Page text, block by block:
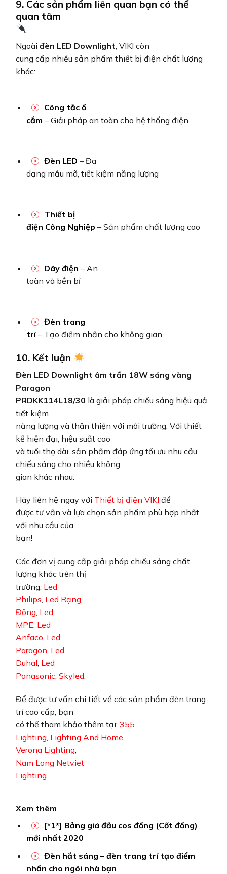
9. Các sản phẩm liên quan bạn có thể
quan tâm
Ngoài đèn LED Downlight , VIKI còn
cung cấp nhiều sản phẩm thiết bị điện chất lượng
khác:
Công tắc ổ
cắm – Giải pháp an toàn cho hệ thống điện
Đèn LED – Đa
dạng mẫu mã, tiết kiệm năng lượng
Thiết bị
điện Công Nghiệp – Sản phẩm chất lượng cao
Dây điện – An
toàn và bền bỉ
Đèn trang
trí– Tạo điểm nhấn cho không gian
10. Kết luận
Đèn LED Downlight âm trần 18W sáng vàng
Paragon
PRDKK114L18/30 là giải pháp chiếu sáng hiệu quả,
tiết kiệm
năng lượng và thân thiện với môi trường. Với thiết
kế hiện đại, hiệu suất cao
và tuổi thọ dài, sản phẩm đáp ứng tối ưu nhu cầu
chiếu sáng cho nhiều không
gian khác nhau.
Hãy liên hệ ngay với Thiết bị điện VIKI để
được tư vấn và lựa chọn sản phẩm phù hợp nhất
với nhu cầu của
bạn!
Các đơn vị cung cấp giải pháp chiếu sáng chất
lượng khác trên thị
trường: Led
Philips, Led Rạng
Đông, Led
MPE, Led
Anfaco, Led
Paragon, Led
Duhal, Led
Panasonic, Skyled.
Để được tư vấn chi tiết về các sản phẩm đèn trang
trí cao cấp, bạn
có thể tham khảo thêm tại: 355
Lighting Lighting And Home
Verona Lighting
Nam Long Netviet
Lighting
Xem thêm
[*1*] Bảng giá đầu cos đồng (Cốt đồng)
mới nhất 2020
Đèn hắt sáng – đèn trang trí tạo điểm
nhấn cho ngôi nhà bạn